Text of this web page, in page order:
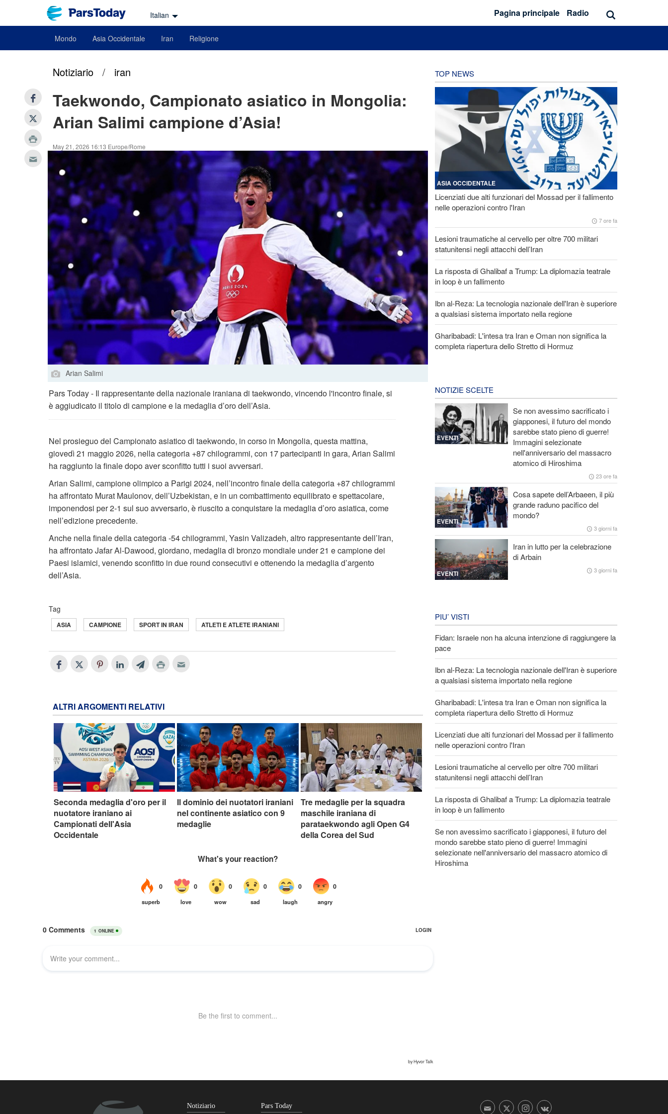
Italian Pagina principale Radio
Mondo Asia Occidentale Iran Religione
Notiziario / iran
Taekwondo, Campionato asiatico in Mongolia:
Arian Salimi campione d’Asia!
May 21, 2026 16:13 Europe/Rome
Arian Salimi
Pars Today - Il rappresentante della nazionale iraniana di taekwondo, vincendo l'incontro finale, si
è aggiudicato il titolo di campione e la medaglia d’oro dell’Asia.
Nel prosieguo del Campionato asiatico di taekwondo, in corso in Mongolia, questa mattina,
giovedì 21 maggio 2026, nella categoria +87 chilogrammi, con 17 partecipanti in gara, Arian Salimi
ha raggiunto la finale dopo aver sconfitto tutti i suoi avversari.
Arian Salimi, campione olimpico a Parigi 2024, nell’incontro finale della categoria +87 chilogrammi
ha affrontato Murat Maulonov, dell’Uzbekistan, e in un combattimento equilibrato e spettacolare,
imponendosi per 2-1 sul suo avversario, è riuscito a conquistare la medaglia d’oro asiatica, come
nell’edizione precedente.
Anche nella finale della categoria -54 chilogrammi, Yasin Valizadeh, altro rappresentante dell’Iran,
ha affrontato Jafar Al-Dawood, giordano, medaglia di bronzo mondiale under 21 e campione dei
Paesi islamici, venendo sconfitto in due round consecutivi e ottenendo la medaglia d’argento
dell’Asia.
Tag
ASIA CAMPIONE SPORT IN IRAN ATLETI E ATLETE IRANIANI
ALTRI ARGOMENTI RELATIVI
Seconda medaglia d'oro per il
nuotatore iraniano ai
Campionati dell'Asia
Occidentale
Il dominio dei nuotatori iraniani
nel continente asiatico con 9
medaglie
Tre medaglie per la squadra
maschile iraniana di
parataekwondo agli Open G4
della Corea del Sud
TOP NEWS
ASIA OCCIDENTALE
Licenziati due alti funzionari del Mossad per il fallimento
nelle operazioni contro l'Iran
7 ore fa
Lesioni traumatiche al cervello per oltre 700 militari
statunitensi negli attacchi dell’Iran
La risposta di Ghalibaf a Trump: La diplomazia teatrale
in loop è un fallimento
Ibn al-Reza: La tecnologia nazionale dell'Iran è superiore
a qualsiasi sistema importato nella regione
Gharibabadi: L'intesa tra Iran e Oman non significa la
completa riapertura dello Stretto di Hormuz
NOTIZIE SCELTE
EVENTI
Se non avessimo sacrificato i
giapponesi, il futuro del mondo
sarebbe stato pieno di guerre!
Immagini selezionate
nell'anniversario del massacro
atomico di Hiroshima
23 ore fa
EVENTI
Cosa sapete dell’Arbaeen, il più
grande raduno pacifico del
mondo?
3 giorni fa
EVENTI
Iran in lutto per la celebrazione
di Arbain
3 giorni fa
PIU’ VISTI
Fidan: Israele non ha alcuna intenzione di raggiungere la
pace
Ibn al-Reza: La tecnologia nazionale dell'Iran è superiore
a qualsiasi sistema importato nella regione
Gharibabadi: L'intesa tra Iran e Oman non significa la
completa riapertura dello Stretto di Hormuz
Licenziati due alti funzionari del Mossad per il fallimento
nelle operazioni contro l'Iran
Lesioni traumatiche al cervello per oltre 700 militari
statunitensi negli attacchi dell’Iran
La risposta di Ghalibaf a Trump: La diplomazia teatrale
in loop è un fallimento
Se non avessimo sacrificato i giapponesi, il futuro del
mondo sarebbe stato pieno di guerre! Immagini
selezionate nell'anniversario del massacro atomico di
Hiroshima
Notiziario Pars Today